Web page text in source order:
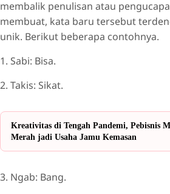
membalik penulisan atau
membuat, kata baru tersebut
unik. Berikut beberapa contohnya.
1. Sabi: Bisa.
2. Takis: Sikat.
Kreativitas di Tengah Pandemi, Pebisnis
Merah jadi Usaha Jamu Kemasan
3. Ngab: Bang.